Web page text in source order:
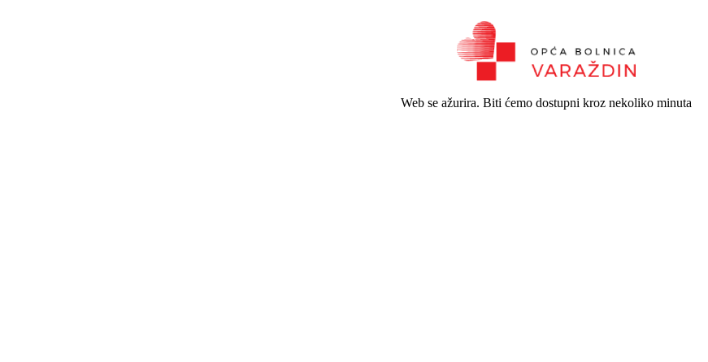
Web se ažurira. Biti ćemo dostupni kroz nekoliko minuta